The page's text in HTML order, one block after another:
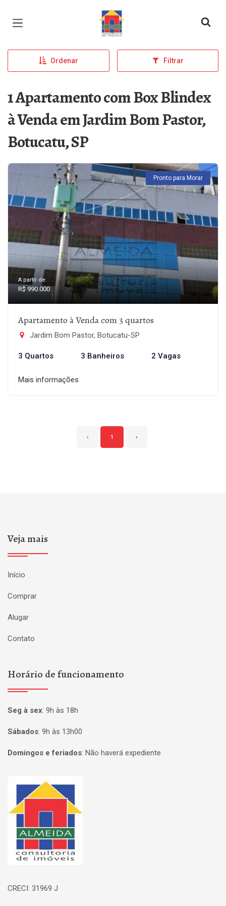
Página inicial
Ordenar Filtrar
1 Apartamento com Box Blindex
à Venda em Jardim Bom Pastor,
Botucatu, SP
Pronto para Morar
A partir de:
R$ 990.000
Apartamento à Venda com 3 quartos
Jardim Bom Pastor, Botucatu-SP
3 Quartos 3 Banheiros 2 Vagas
Mais informações
‹ 1 ›
Veja mais
Início
Comprar
Alugar
Contato
Horário de funcionamento
Seg à sex: 9h às 18h
Sábados: 9h às 13h00
Domingos e feriados: Não haverá expediente
Página inicial
CRECI: 31969 J